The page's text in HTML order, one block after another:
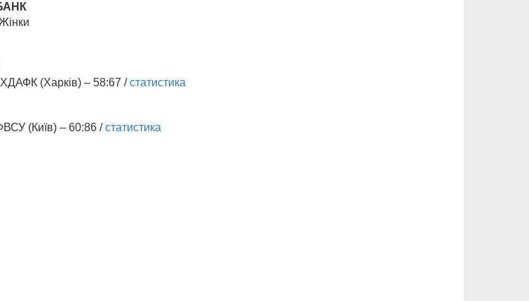
(Харків) – 58:67 /статистика
(Київ) – 60:86 /статистика